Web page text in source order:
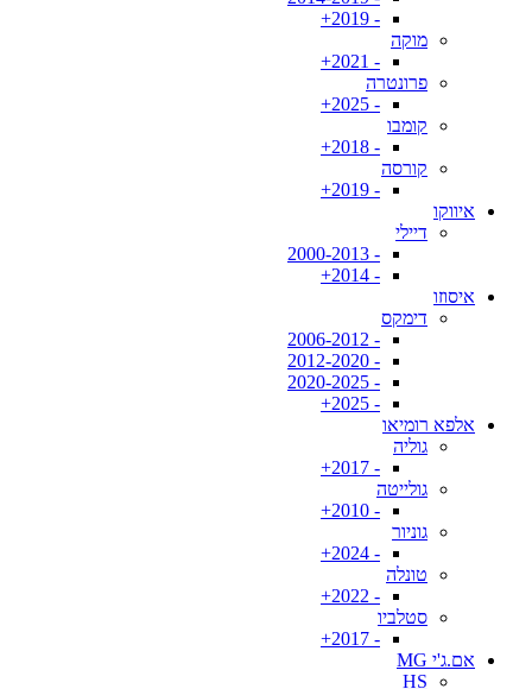
- 2019+
מוקה
- 2021+
פרונטרה
- 2025+
קומבו
- 2018+
קורסה
- 2019+
איווקו
דיילי
- 2000-2013
- 2014+
איסוזו
דימקס
- 2006-2012
- 2012-2020
- 2020-2025
- 2025+
אלפא רומיאו
גוליה
- 2017+
גולייטה
- 2010+
גוניור
- 2024+
טונלה
- 2022+
סטלביו
- 2017+
אם.ג'י MG
HS